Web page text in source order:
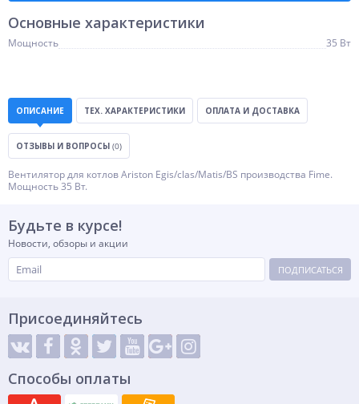
Основные характеристики
Мощность 35 Вт
ОПИСАНИЕ ТЕХ. ХАРАКТЕРИСТИКИ ОПЛАТА И ДОСТАВКА
ОТЗЫВЫ И ВОПРОСЫ (0)
Вентилятор для котлов Ariston Egis/clas/Matis/BS производства Fime.
Мощность 35 Вт.
Будьте в курсе!
Новости, обзоры и акции
ПОДПИСАТЬСЯ
Присоединяйтесь
Способы оплаты